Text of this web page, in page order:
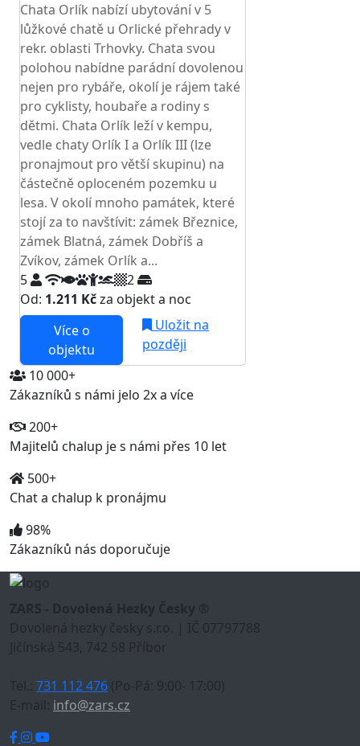
Chata Orlík nabízí ubytování v 5
lůžkové chatě u Orlické přehrady v
rekr. oblasti Trhovky. Chata svou
polohou nabídne parádní dovolenou
nejen pro rybáře, okolí je rájem také
pro cyklisty, houbaře a rodiny s
dětmi. Chata Orlík leží v kempu,
vedle chaty Orlík I a Orlík III (lze
pronajmout pro větší skupinu) na
částečně oploceném pozemku u
lesa. V okolí mnoho památek, které
stojí za to navštívit: zámek Březnice,
zámek Blatná, zámek Dobříš a
Zvíkov, zámek Orlík a...
5
2
Od: 1.211 Kčza objekt a noc
Více o
objektu
Uložit na
později
10 000+
Zákazníků s námi jelo 2x a více
200+
Majitelů chalup je s námi přes 10 let
500+
Chat a chalup k pronájmu
98%
Zákazníků nás doporučuje
ZARS - Dovolená Hezky Česky ®
Dovolená hezky česky s.r.o. | IČ 07797788
Jičínská 543, 742 58 Příbor
Tel.: 731 112 476 (Po-Pá: 9:00- 17:00)
E-mail: info@zars.cz